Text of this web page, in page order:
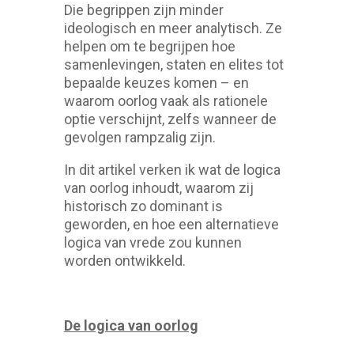
Die begrippen zijn minder
ideologisch en meer analytisch. Ze
helpen om te begrijpen hoe
samenlevingen, staten en elites tot
bepaalde keuzes komen – en
waarom oorlog vaak als rationele
optie verschijnt, zelfs wanneer de
gevolgen rampzalig zijn.
In dit artikel verken ik wat de logica
van oorlog inhoudt, waarom zij
historisch zo dominant is
geworden, en hoe een alternatieve
logica van vrede zou kunnen
worden ontwikkeld.
De logica van oorlog